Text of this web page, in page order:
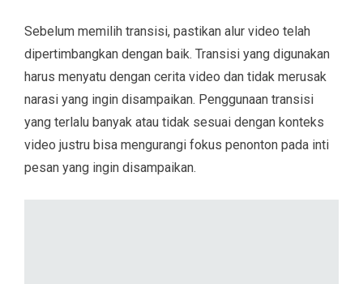
Sebelum memilih transisi, pastikan alur video telah
dipertimbangkan dengan baik. Transisi yang digunakan
harus menyatu dengan cerita video dan tidak merusak
narasi yang ingin disampaikan. Penggunaan transisi
yang terlalu banyak atau tidak sesuai dengan konteks
video justru bisa mengurangi fokus penonton pada inti
pesan yang ingin disampaikan.